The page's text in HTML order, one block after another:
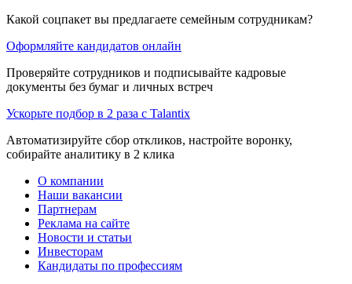
Какой соцпакет вы предлагаете семейным сотрудникам?
Оформляйте кандидатов онлайн
Проверяйте сотрудников и подписывайте кадровые
документы без бумаг и личных встреч
Ускорьте подбор в 2 раза с Talantix
Автоматизируйте сбор откликов, настройте воронку,
собирайте аналитику в 2 клика
О компании
Наши вакансии
Партнерам
Реклама на сайте
Новости и статьи
Инвесторам
Кандидаты по профессиям